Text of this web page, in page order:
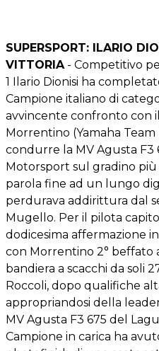
SUPERSPORT: ILARIO
VITTORIA- Competitivo
1 Ilario Dionisi ha
Campione italiano di
avvincente confronto con
Morrentino (Yamaha Team
condurre la MV Agusta F3
Motorsport sul gradino
parola fine ad un lungo
perdurava addirittura dal
Mugello. Per il pilota
dodicesima affermazione
con Morrentino 2° beffato
bandiera a scacchi da soli
Roccoli, dopo qualifiche
appropriandosi della
MV Agusta F3 675 del
Campione in carica ha